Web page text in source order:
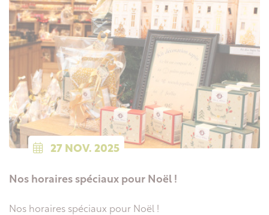
27 NOV. 2025
Nos horaires spéciaux pour Noël !
Nos horaires spéciaux pour Noël !